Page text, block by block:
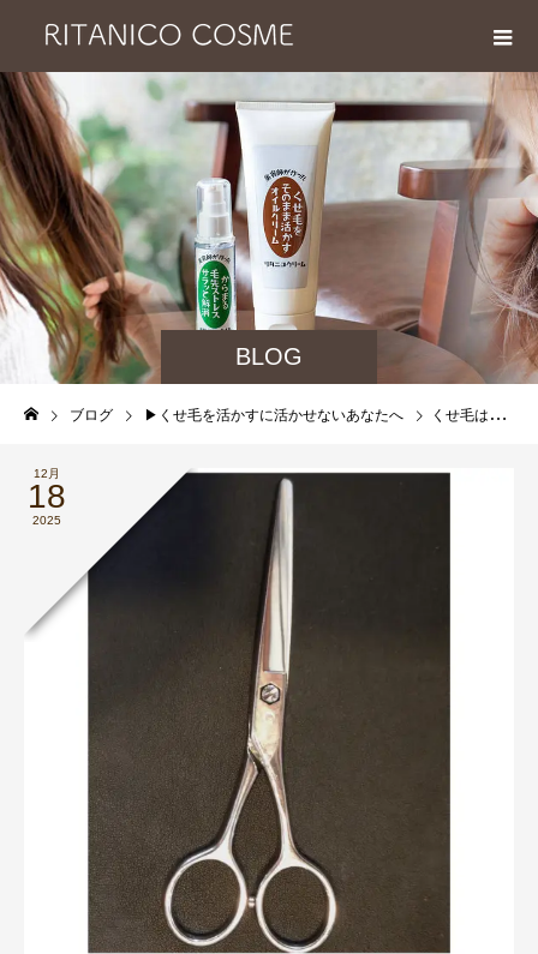
BLOG
ブログ ▶︎くせ毛を活かすに活かせないあなたへ くせ毛は短く切れない？すいてはいけない？くせ毛カット専門美容師が本音で解説します！
12月
18
2025